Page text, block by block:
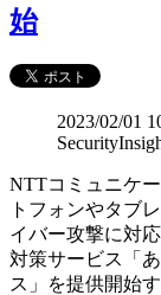
始
2023/02/01
NTTコミュニケ
トフォンやタブ
イバー攻撃に対
対策サービス「
ス」を提供開始